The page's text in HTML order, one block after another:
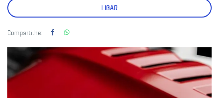
LIGAR
Compartilhe: